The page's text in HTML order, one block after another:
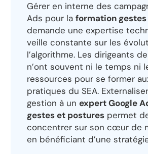
Gérer en interne des
Ads pour laformation
demande une expertise
veille constante sur les
l’algorithme. Les dirigeants
n’ont souvent ni le temps ni
ressources pour se former
pratiques du SEA.
gestion à un expert Google
gestes et postures permet
concentrer sur son cœur de
en bénéficiant d’une